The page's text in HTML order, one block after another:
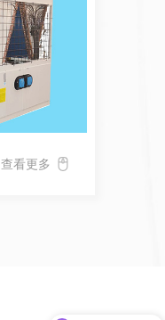
查看更多